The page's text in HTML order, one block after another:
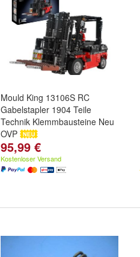
Mould King 13106S RC
Gabelstapler 1904 Teile
Technik Klemmbausteine Neu
OVP
95,99 €
Kostenloser Versand